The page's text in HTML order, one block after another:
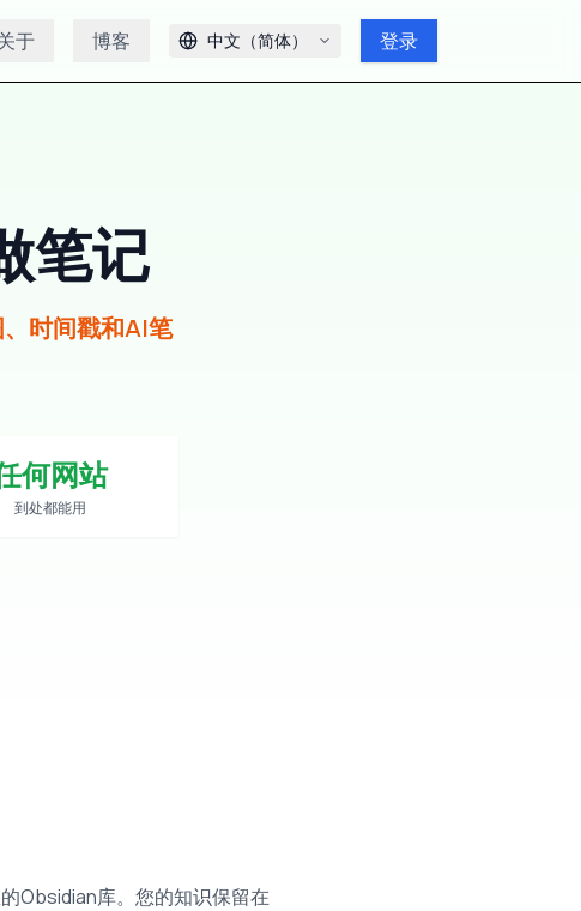
于 博客 中文（简体） 登录
笔记
时间戳和AI笔
何网站
到处都能用
Obsidian库。您的知识保留在